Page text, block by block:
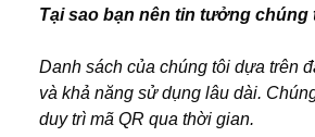
Tại sao bạn nên tin tưởng chúng
Danh sách của chúng tôi dựa trên
và khả năng sử dụng lâu dài.
duy trì mã QR qua thời gian.